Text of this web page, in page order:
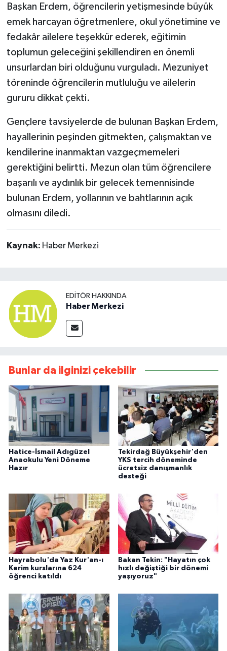
Başkan Erdem, öğrencilerin yetişmesinde büyük
emek harcayan öğretmenlere, okul yönetimine ve
fedakâr ailelere teşekkür ederek, eğitimin
toplumun geleceğini şekillendiren en önemli
unsurlardan biri olduğunu vurguladı. Mezuniyet
töreninde öğrencilerin mutluluğu ve ailelerin
gururu dikkat çekti.
Gençlere tavsiyelerde de bulunan Başkan Erdem,
hayallerinin peşinden gitmekten, çalışmaktan ve
kendilerine inanmaktan vazgeçmemeleri
gerektiğini belirtti. Mezun olan tüm öğrencilere
başarılı ve aydınlık bir gelecek temennisinde
bulunan Erdem, yollarının ve bahtlarının açık
olmasını diledi.
Kaynak: Haber Merkezi
EDITÖR HAKKINDA
Haber Merkezi
Bunlar da ilginizi çekebilir
Hatice-İsmail Adıgüzel
Anaokulu Yeni Döneme
Hazır
Tekirdağ Büyükşehir'den
YKS tercih döneminde
ücretsiz danışmanlık
desteği
Hayrabolu'da Yaz Kur'an-ı
Kerim kurslarına 624
öğrenci katıldı
Bakan Tekin: "Hayatın çok
hızlı değiştiği bir dönemi
yaşıyoruz"